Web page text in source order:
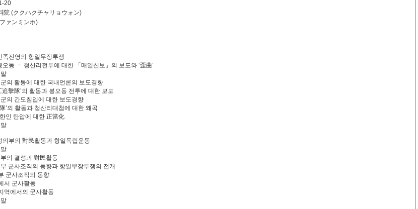
20
院 (ククハクチャリョウォン)
ァンミンホ)
족진영의 항일무장투쟁
오동 ㆍ 청산리전투에 대한 「매일신보」의 보도와 ‘歪曲’
의 활동에 대한 국내언론의 보도경향
追擊隊’의 활동과 봉오동 전투에 대한 보도
의 간도침입에 대한 보도경향
’의 활동과 청산리대첩에 대한 왜곡
인 탄압에 대한 正當化
의부의 對民활동과 항일독립운동
의 결성과 對民활동
군사조직의 동향과 항일무장투쟁의 전개
군사조직의 동향
서 군사활동
역에서의 군사활동